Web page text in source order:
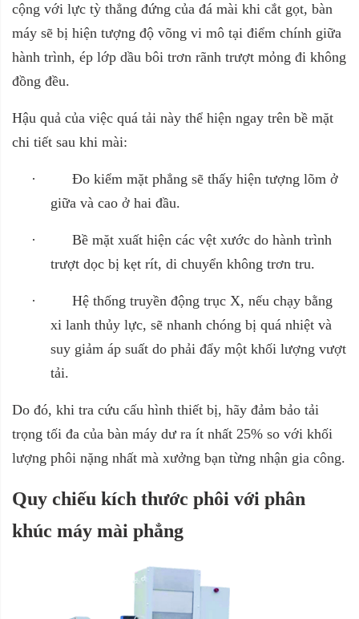
cộng với lực tỳ thẳng đứng của đá mài khi cắt gọt, bàn
máy sẽ bị hiện tượng độ võng vi mô tại điểm chính giữa
hành trình, ép lớp dầu bôi trơn rãnh trượt mỏng đi không
đồng đều.
Hậu quả của việc quá tải này thể hiện ngay trên bề mặt
chi tiết sau khi mài:
·
Đo kiểm mặt phẳng sẽ thấy hiện tượng lõm ở
giữa và cao ở hai đầu.
·
Bề mặt xuất hiện các vệt xước do hành trình
trượt dọc bị kẹt rít, di chuyển không trơn tru.
·
Hệ thống truyền động trục X, nếu chạy bằng
xi lanh thủy lực, sẽ nhanh chóng bị quá nhiệt và
suy giảm áp suất do phải đẩy một khối lượng vượt
tải.
Do đó, khi tra cứu cấu hình thiết bị, hãy đảm bảo tải
trọng tối đa của bàn máy dư ra ít nhất 25% so với khối
lượng phôi nặng nhất mà xưởng bạn từng nhận gia công.
Quy chiếu kích thước phôi với phân
khúc máy mài phẳng